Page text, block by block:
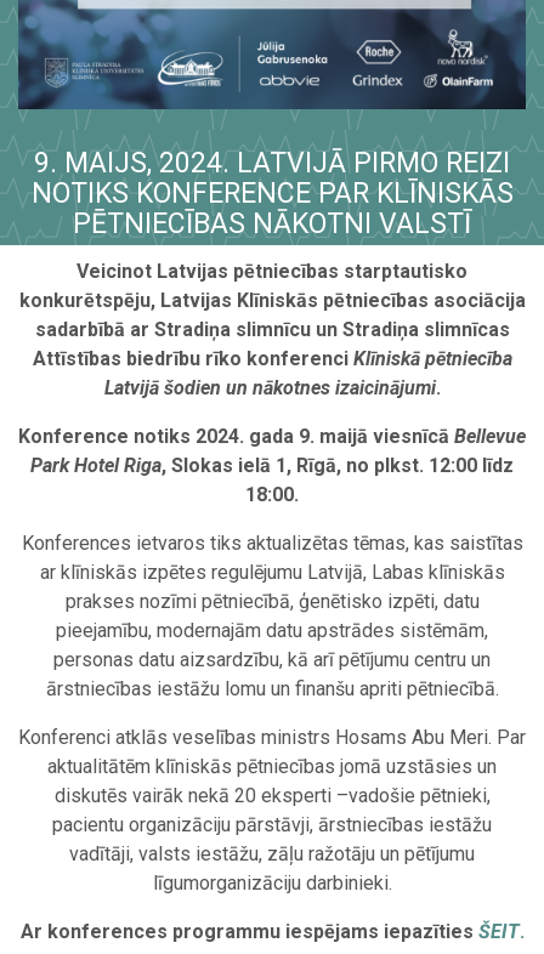
9. MAIJS, 2024. LATVIJĀ PIRMO REIZI
NOTIKS KONFERENCE PAR KLĪNISKĀS
PĒTNIECĪBAS NĀKOTNI VALSTĪ
Veicinot Latvijas pētniecības starptautisko
konkurētspēju, Latvijas Klīniskās pētniecības asociācija
sadarbībā ar Stradiņa slimnīcu un Stradiņa slimnīcas
Attīstības biedrību rīko konferenci Klīniskā pētniecība
Latvijā šodien un nākotnes izaicinājumi.
Konference notiks 2024. gada 9. maijā viesnīcā Bellevue
Park Hotel Riga, Slokas ielā 1, Rīgā, no plkst. 12:00 līdz
18:00.
Konferences ietvaros tiks aktualizētas tēmas, kas saistītas
ar klīniskās izpētes regulējumu Latvijā, Labas klīniskās
prakses nozīmi pētniecībā, ģenētisko izpēti, datu
pieejamību, modernajām datu apstrādes sistēmām,
personas datu aizsardzību, kā arī pētījumu centru un
ārstniecības iestāžu lomu un finanšu apriti pētniecībā.
Konferenci atklās veselības ministrs Hosams Abu Meri. Par
aktualitātēm klīniskās pētniecības jomā uzstāsies un
diskutēs vairāk nekā 20 eksperti –vadošie pētnieki,
pacientu organizāciju pārstāvji, ārstniecības iestāžu
vadītāji, valsts iestāžu, zāļu ražotāju un pētījumu
līgumorganizāciju darbinieki.
Ar konferences programmu iespējams iepazīties ŠEIT.